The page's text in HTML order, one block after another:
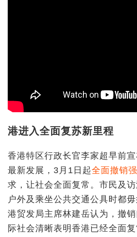
港进入全面复苏新里程
香港特区行政长官李家超早前
最新发展，3月1日起全面撤销
求，让社会全面复常。市民及访
户外及乘坐公共交通公具时都
港贸发局主席林建岳认为，撤
际社会清晰表明香港已经全面